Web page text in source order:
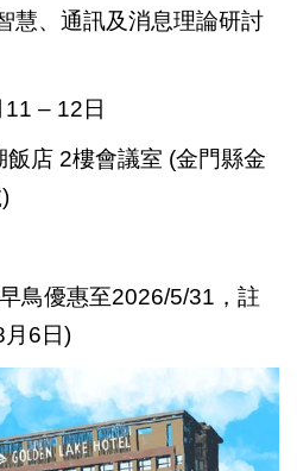
慧、通訊及消息理論研討
– 12日
店 2樓會議室 (金門縣金
早鳥優惠至2026/5/31，註
月6日)